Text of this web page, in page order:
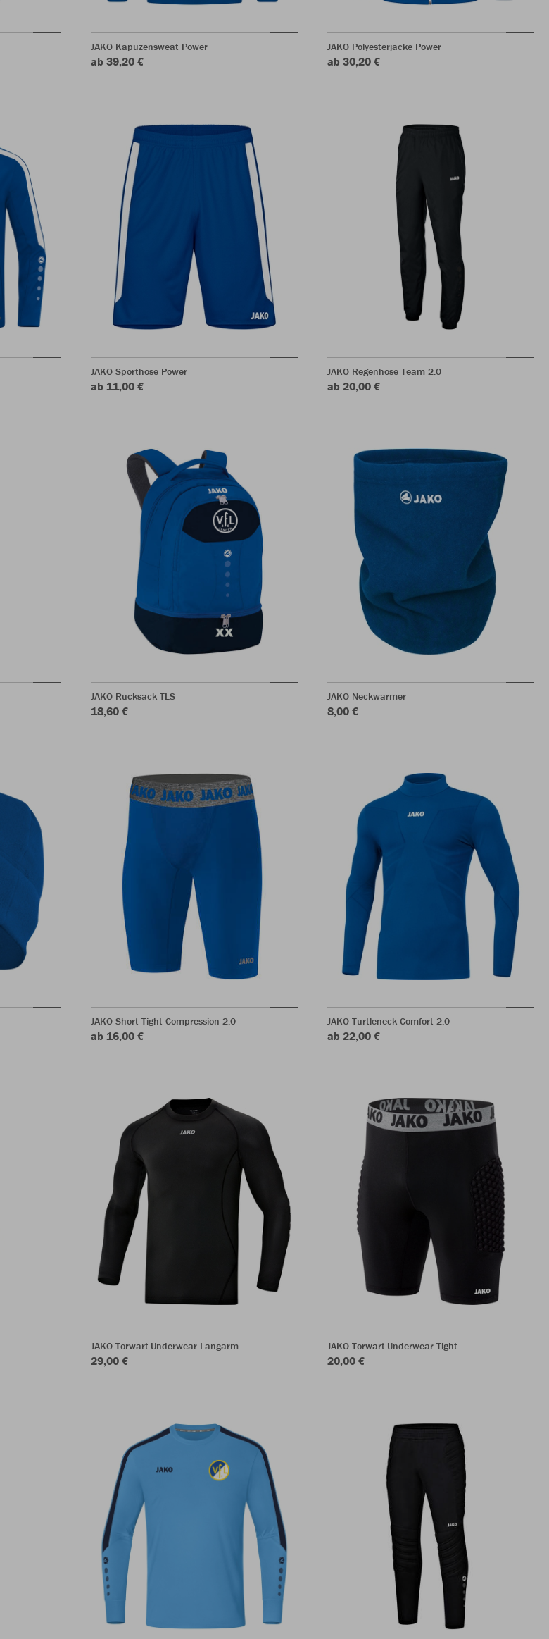
JAKO Kapuzensweat Power
ab 39,20 €
JAKO Polyesterjacke Power
ab 30,20 €
JAKO Sporthose Power
ab 11,00 €
JAKO Regenhose Team 2.0
ab 20,00 €
JAKO Rucksack TLS
18,60 €
JAKO Neckwarmer
8,00 €
JAKO Short Tight Compression 2.0
ab 16,00 €
JAKO Turtleneck Comfort 2.0
ab 22,00 €
JAKO Torwart-Underwear Langarm
29,00 €
JAKO Torwart-Underwear Tight
20,00 €